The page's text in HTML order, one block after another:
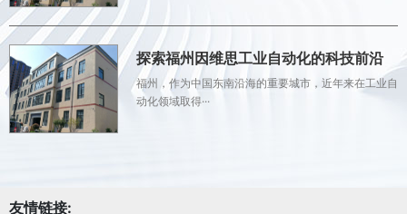
探索福州因维思工业自动化的科技前沿
福州，作为中国东南沿海的重要城市，近年来在工业自
动化领域取得···
友情链接: